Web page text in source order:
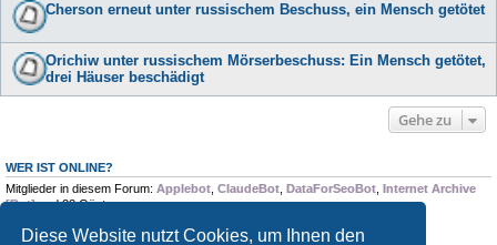
Diese Website nutzt Cookies, um Ihnen den
Cherson erneut unter russischem Beschuss, ein Mensch getötet
Orichiw unter russischem Mörserbeschuss: Ein Mensch getötet,
drei Häuser beschädigt
Gehe zu
WER IST ONLINE?
Mitglieder in diesem Forum: Applebot ClaudeBot DataForSeoBot
Internet Archive
[Bot]und 23 Gäste